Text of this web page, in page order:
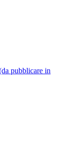
pubblicare in